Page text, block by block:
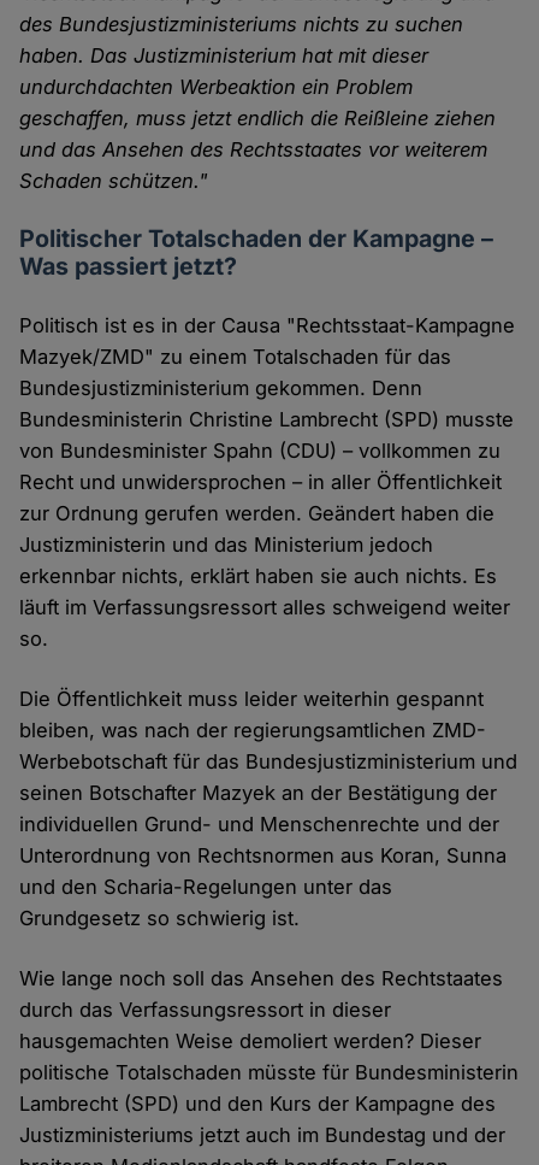
des Bundesjustizministeriums nichts zu suchen
haben. Das Justizministerium hat mit dieser
undurchdachten Werbeaktion ein Problem
geschaffen, muss jetzt endlich die Reißleine ziehen
und das Ansehen des Rechtsstaates vor weiterem
Schaden schützen."
Politischer Totalschaden der Kampagne –
Was passiert jetzt?
Politisch ist es in der Causa "Rechtsstaat-Kampagne
Mazyek/ZMD" zu einem Totalschaden für das
Bundesjustizministerium gekommen. Denn
Bundesministerin Christine Lambrecht (SPD) musste
von Bundesminister Spahn (CDU) – vollkommen zu
Recht und unwidersprochen – in aller Öffentlichkeit
zur Ordnung gerufen werden. Geändert haben die
Justizministerin und das Ministerium jedoch
erkennbar nichts, erklärt haben sie auch nichts. Es
läuft im Verfassungsressort alles schweigend weiter
so.
Die Öffentlichkeit muss leider weiterhin gespannt
bleiben, was nach der regierungsamtlichen ZMD-
Werbebotschaft für das Bundesjustizministerium und
seinen Botschafter Mazyek an der Bestätigung der
individuellen Grund- und Menschenrechte und der
Unterordnung von Rechtsnormen aus Koran, Sunna
und den Scharia-Regelungen unter das
Grundgesetz so schwierig ist.
Wie lange noch soll das Ansehen des Rechtstaates
durch das Verfassungsressort in dieser
hausgemachten Weise demoliert werden? Dieser
politische Totalschaden müsste für Bundesministerin
Lambrecht (SPD) und den Kurs der Kampagne des
Justizministeriums jetzt auch im Bundestag und der